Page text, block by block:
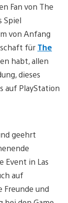
Fan von The
Spiel
von Anfang
für The
habt, allen
dieses
auf PlayStation
geehrt
Event in Las
auf
Freunde und